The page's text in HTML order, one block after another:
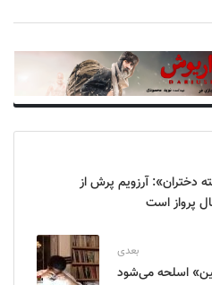
دختران»: آرزویم پرش از
پرواز است
بعدی
اسلحه می‌شود